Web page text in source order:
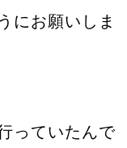
にお願いしま
っていたんで